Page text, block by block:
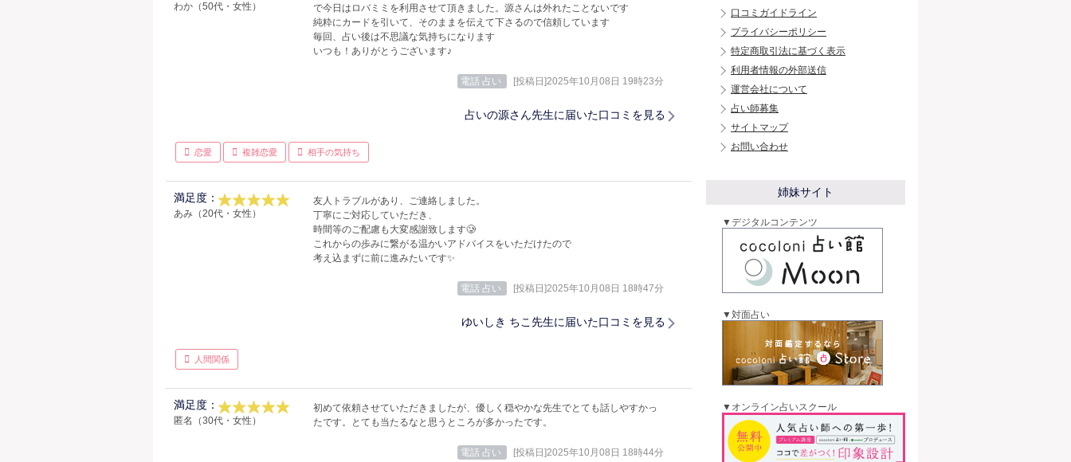
わか（50代・女性）
で今日はロバミミを利用させて頂きました。源さんは外れたことないです
純粋にカードを引いて、そのままを伝えて下さるので信頼しています
毎回、占い後は不思議な気持ちになります
いつも！ありがとうございます♪
電話 占い [投稿日]2025年10月08日 19時23分
占いの源さん先生に届いた口コミを見る
恋愛 複雑恋愛 相手の気持ち
満足度：
あみ（20代・女性）
友人トラブルがあり、ご連絡しました。
丁寧にご対応していただき、
時間等のご配慮も大変感謝致します🥲
これからの歩みに繋がる温かいアドバイスをいただけたので
考え込まずに前に進みたいです✨
電話 占い [投稿日]2025年10月08日 18時47分
ゆいしき ちこ先生に届いた口コミを見る
人間関係
満足度：
匿名（30代・女性）
初めて依頼させていただきましたが、優しく穏やかな先生でとても話しやすかっ
たです。とても当たるなと思うところが多かったです。
電話 占い [投稿日]2025年10月08日 18時44分
口コミガイドライン
プライバシーポリシー
特定商取引法に基づく表示
利用者情報の外部送信
運営会社について
占い師募集
サイトマップ
お問い合わせ
姉妹サイト
▼デジタルコンテンツ
▼対面占い
▼オンライン占いスクール